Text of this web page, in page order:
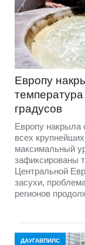
Европу
градусов
Европу накрыла
всех
максимальный
зафиксированы
Центральной
засухи,
регионов
ДАУГАВПИЛС